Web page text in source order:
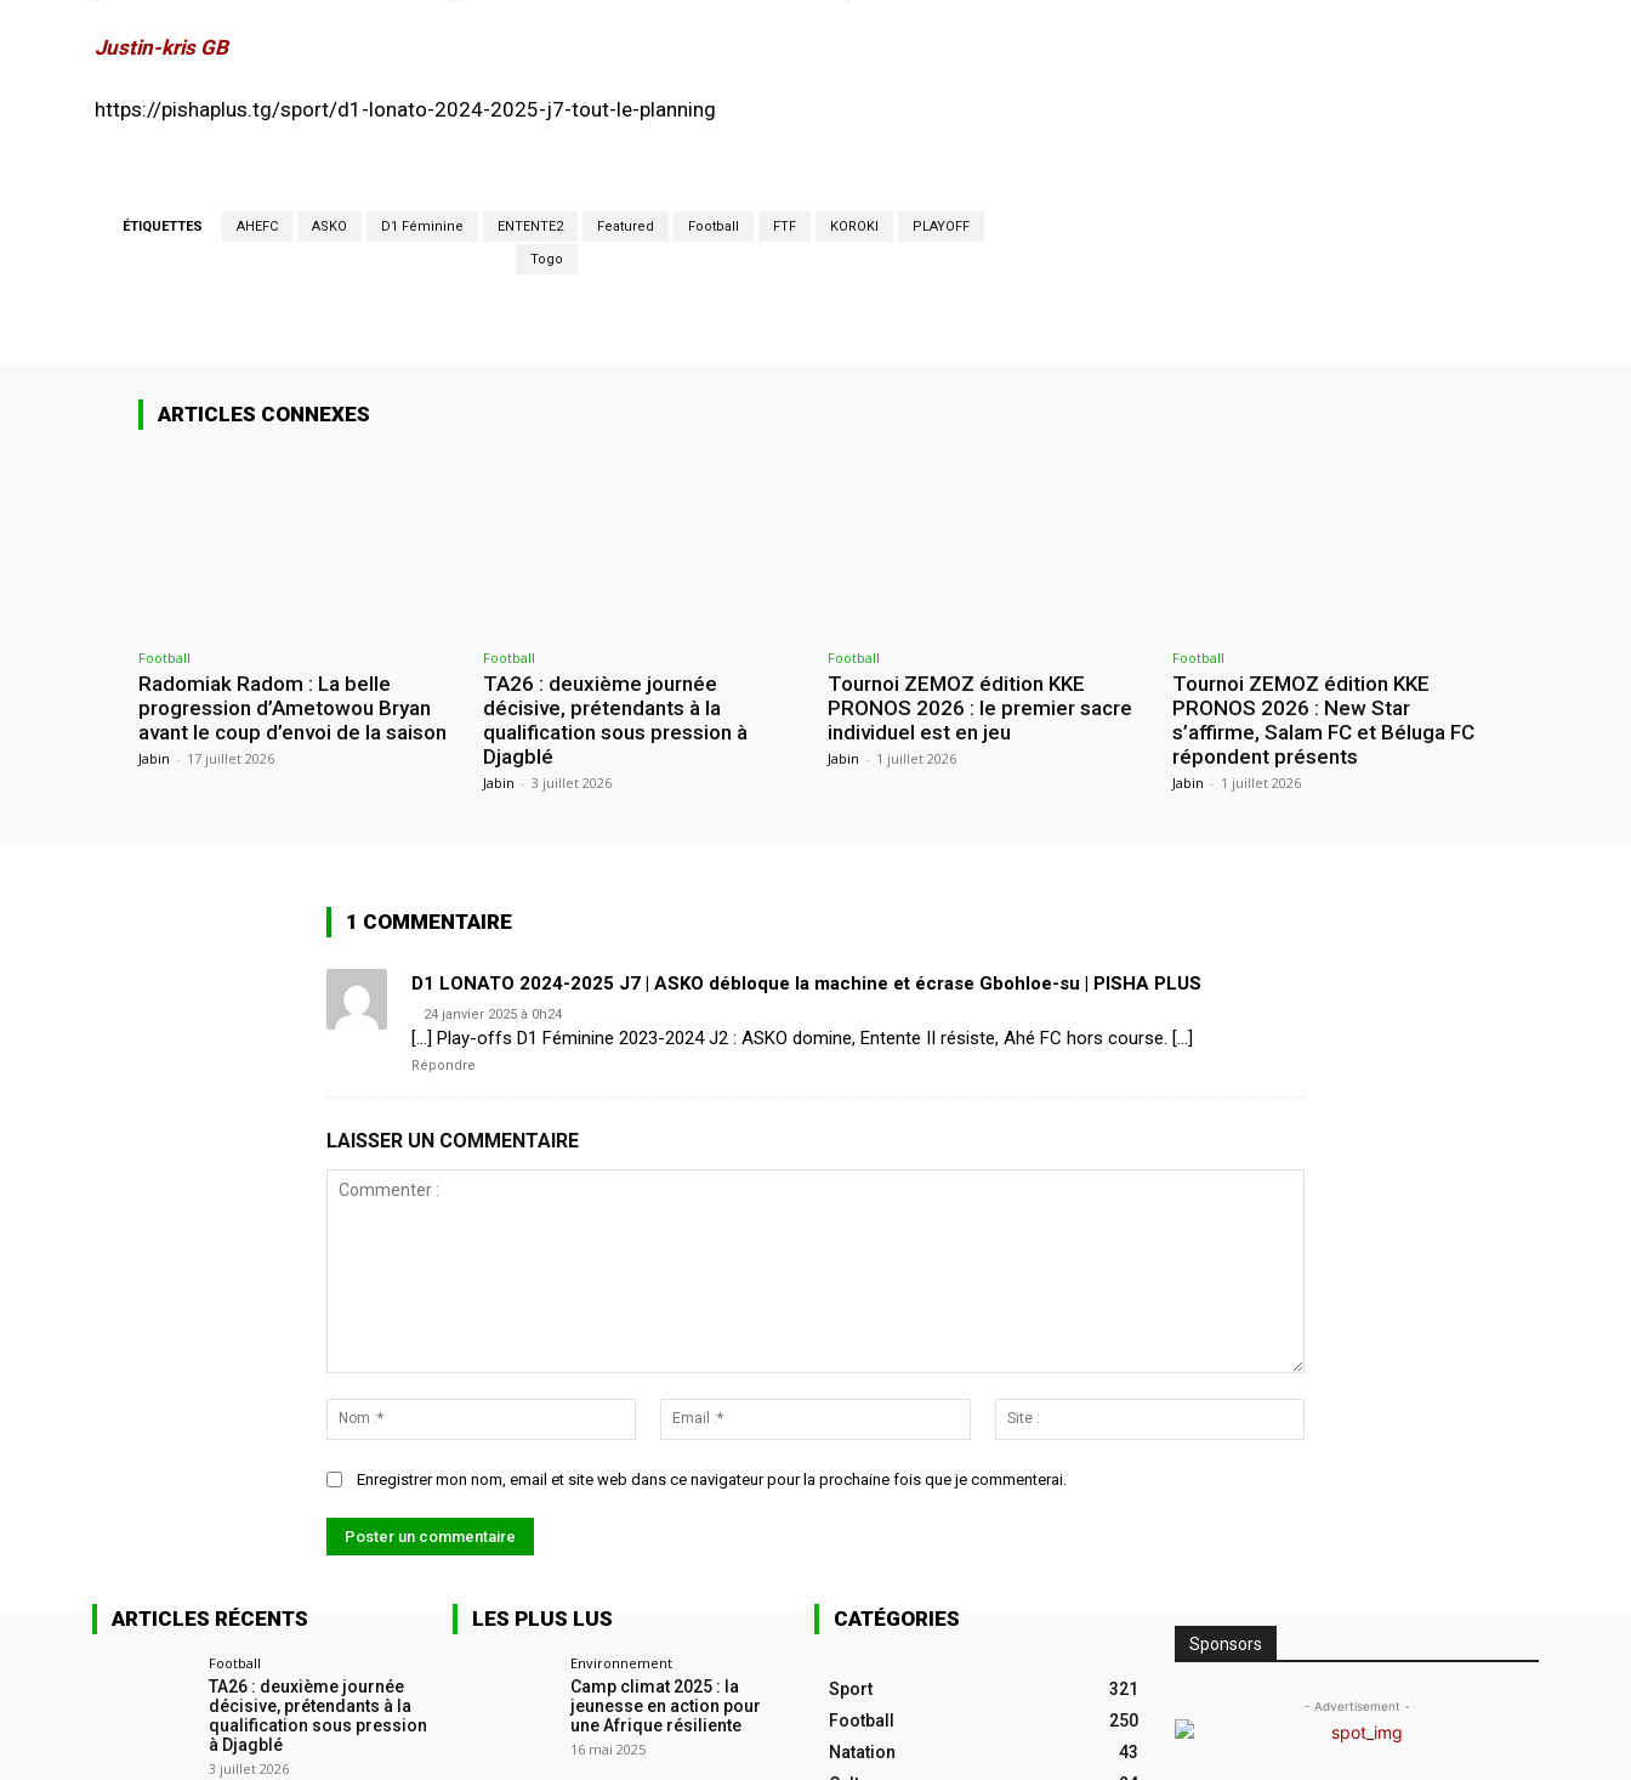
Justin-kris GB
https://pishaplus.tg/sport/d1-lonato-2024-2025-j7-tout-le-planning
ÉTIQUETTES AHEFC ASKO D1 Féminine ENTENTE2 Featured Football FTF KOROKI PLAYOFF
Togo
ARTICLES CONNEXES
Football
Radomiak Radom : La belle
progression d’Ametowou Bryan
avant le coup d’envoi de la saison
Jabin - 17 juillet 2026
Football
TA26 : deuxième journée
décisive, prétendants à la
qualification sous pression à
Djagblé
Jabin - 3 juillet 2026
Football
Tournoi ZEMOZ édition KKE
PRONOS 2026 : le premier sacre
individuel est en jeu
Jabin - 1 juillet 2026
Football
Tournoi ZEMOZ édition KKE
PRONOS 2026 : New Star
s’affirme, Salam FC et Béluga FC
répondent présents
Jabin - 1 juillet 2026
1 COMMENTAIRE
D1 LONATO 2024-2025 J7 | ASKO débloque la machine et écrase Gbohloe-su | PISHA PLUS
24 janvier 2025 à 0h24
[…] Play-offs D1 Féminine 2023-2024 J2 : ASKO domine, Entente II résiste, Ahé FC hors course. […]
Répondre
LAISSER UN COMMENTAIRE
:*
Email
:*
:
Enregistrer mon nom, email et site web dans ce navigateur pour la prochaine fois que je commenterai.
ARTICLES RÉCENTS
Football
TA26 : deuxième journée
décisive, prétendants à la
qualification sous pression
à Djagblé
3 juillet 2026
LES PLUS LUS
Environnement
Camp climat 2025 : la
jeunesse en action pour
une Afrique résiliente
16 mai 2025
CATÉGORIES
Sport
321
Football
250
Natation
43
Sponsors
- Advertisement -